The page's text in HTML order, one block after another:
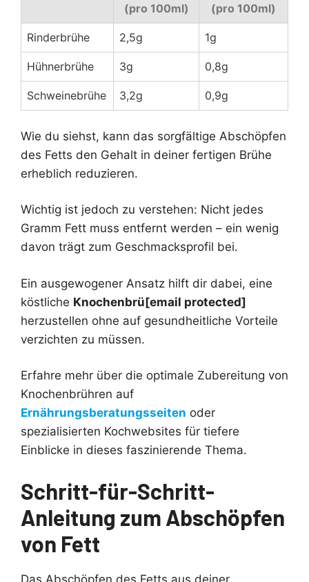
(pro 100ml)
(pro 100ml)
Rinderbrühe 2,5g 1g
Hühnerbrühe 3g 0,8g
Schweinebrühe 3,2g 0,9g
Wie du siehst, kann das sorgfältige Abschöpfen
des Fetts den Gehalt in deiner fertigen Brühe
erheblich reduzieren.
Wichtig ist jedoch zu verstehen: Nicht jedes
Gramm Fett muss entfernt werden – ein wenig
davon trägt zum Geschmacksprofil bei.
Ein ausgewogener Ansatz hilft dir dabei, eine
köstliche Knochenbrü[email protected]
herzustellen ohne auf gesundheitliche Vorteile
verzichten zu müssen.
Erfahre mehr über die optimale Zubereitung von
Knochenbrühren auf
Ernährungsberatungsseiten oder
spezialisierten Kochwebsites für tiefere
Einblicke in dieses faszinierende Thema.
Schritt-für-Schritt-
Anleitung zum Abschöpfen
von Fett
Das Abschöpfen des Fetts aus deiner